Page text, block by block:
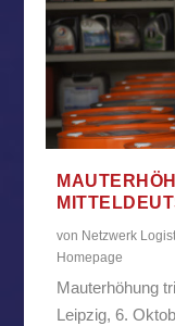
von Netzwerk
Homepage
Mauterhöhung
Leipzig, 6.